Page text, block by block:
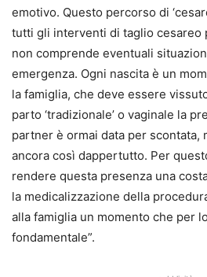
emotivo. Questo percorso di
tutti gli interventi di taglio cesareo
non comprende eventuali
emergenza. Ogni nascita è un
la famiglia, che deve essere
parto ‘tradizionale’ o vaginale la
partner è ormai data per scontata,
ancora così dappertutto. Per
rendere questa presenza una
la medicalizzazione della
alla famiglia un momento che per
fondamentale”.